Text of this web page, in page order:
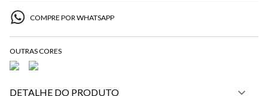
COMPRE POR WHATSAPP
DETALHE DO PRODUTO